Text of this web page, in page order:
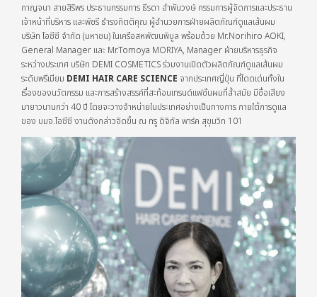
กาญจนา สายสิริพร ประธานกรรมการ ธีรดา อำพันวงษ์ กรรมการผู้จัดการและประธาน
เจ้าหน้าที่บริหาร และพัชรี ธำรงกิตติคุณ ผู้อำนวยการฝ่ายผลิตภัณฑ์ดูแลเส้นผม
บริษัท โอซีซี จำกัด (มหาชน) ในเครือสหพัฒนพิบูล พร้อมด้วย Mr.Norihiro AOKI,
General Manager และ Mr.Tomoya MORIYA, Manager ฝ่ายบริหารธุรกิจ
ระหว่างประเทศ บริษัท DEMI COSMETICS ร่วมงานเปิดตัวผลิตภัณฑ์ดูแลเส้นผม
ระดับพรีเมียม DEMI HAIR CARE SCIENCE จากประเทศญี่ปุ่น ที่โดดเด่นทั้งใน
เรื่องของนวัตกรรม และการสร้างสรรค์ที่สะท้อนเทรนด์แฟชั่นผมที่ล้ำสมัย มีชื่อเสียง
มายาวนานกว่า 40 ปี โดยจะวางจำหน่ายในประเทศอย่างเป็นทางการ ภายใต้การดูแล
ของ บมจ.โอซีซี งานดังกล่าวจัดขึ้น ณ ทรู ดิจิทัล พาร์ค สุขุมวิท 101